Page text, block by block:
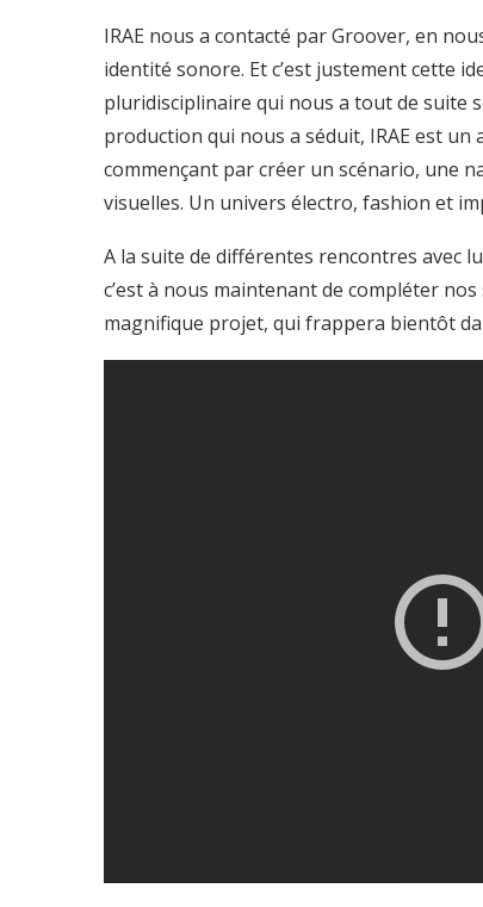
IRAE nous a contacté par Groover, en
identité sonore. Et c’est justement cette
pluridisciplinaire qui nous a tout de suite
production qui nous a séduit, IRAE est
commençant par créer un scénario, une
visuelles. Un univers électro, fashion et
A la suite de différentes rencontres avec
c’est à nous maintenant de compléter
magnifique projet, qui frappera bientôt